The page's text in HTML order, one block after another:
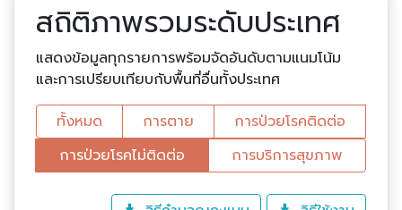
สถิติภาพรวมระดับประเทศ
แสดงข้อมูลทุกรายการพร้อมจัดอันดับตามแนมโน้ม
และการเปรียบเทียบกับพื้นที่อื่นทั้งประเทศ
ทั้งหมด
การตาย
การป่วยโรคติดต่อ
การป่วยโรคไม่ติดต่อ
การบริการสุขภาพ